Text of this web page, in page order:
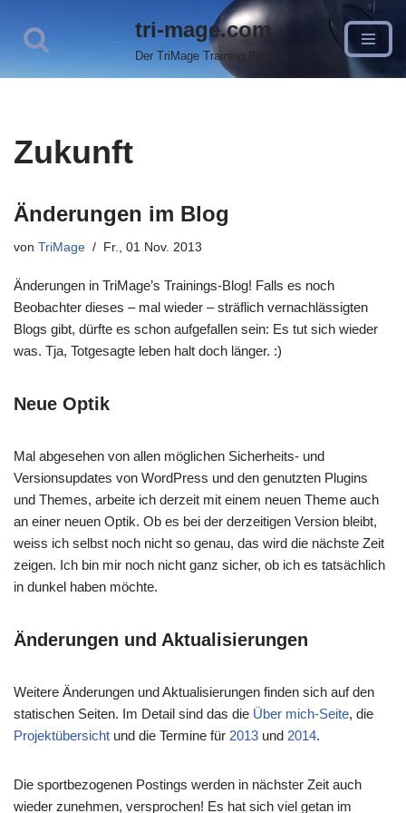
Zum
tri-mage.com
Der TriMage Training Blog
Zukunft
Änderungen im Blog
von TriMage Fr., 01 Nov. 2013
Änderungen in TriMage’s Trainings-Blog! Falls es noch
Beobachter dieses – mal wieder – sträflich vernachlässigten
Blogs gibt, dürfte es schon aufgefallen sein: Es tut sich wieder
was. Tja, Totgesagte leben halt doch länger. :)
Neue Optik
Mal abgesehen von allen möglichen Sicherheits- und
Versionsupdates von WordPress und den genutzten Plugins
und Themes, arbeite ich derzeit mit einem neuen Theme auch
an einer neuen Optik. Ob es bei der derzeitigen Version bleibt,
weiss ich selbst noch nicht so genau, das wird die nächste Zeit
zeigen. Ich bin mir noch nicht ganz sicher, ob ich es tatsächlich
in dunkel haben möchte.
Änderungen und Aktualisierungen
Weitere Änderungen und Aktualisierungen finden sich auf den
statischen Seiten. Im Detail sind das die Über mich-Seite, die
Projektübersicht und die Termine für 2013 und 2014.
Die sportbezogenen Postings werden in nächster Zeit auch
wieder zunehmen, versprochen! Es hat sich viel getan im